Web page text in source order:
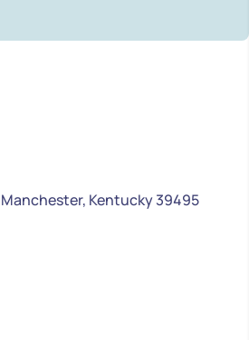
Kentucky 39495